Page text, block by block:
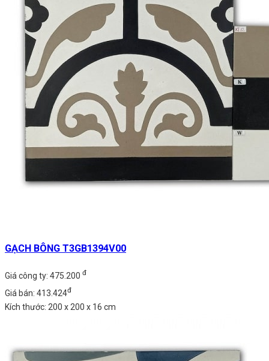
GẠCH BÔNG T3GB1394V00
Giá công ty: 475.200 đ
Giá bán: 413.424đ
Kích thước: 200 x 200 x 16 cm